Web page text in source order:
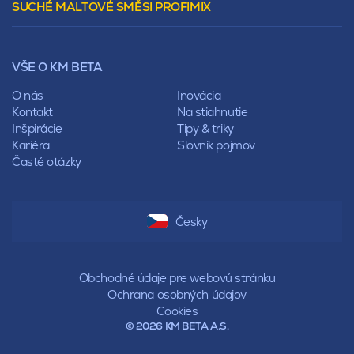
Mansardová
Pultová
Sedlová
Polovalbová
Stanová
Mansardová
Pultová
Hodonka
Preklady
Lícové murivo
Pálené zdivo Profiblok
Nosné murivo
Priečky
Vencovky
Preklady
SUCHÉ MALTOVÉ SMĚSI PROFIMIX
VŠE O KM BETA
O nás
Inovácia
Kontakt
Na stiahnutie
Inšpirácie
Tipy & triky
Kariéra
Slovník pojmov
Časté otázky
Česky
© 2026 KM BETA A.S.
Obchodné údaje pre webovú stránku
Ochrana osobných údajov
Cookies